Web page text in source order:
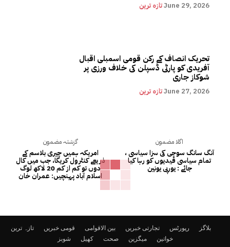
تازہ ترینJune 29, 2026
تحریک انصاف کے رکن قومی اسمبلی اقبال
آفریدی کو پارٹی ڈسپلن کی خلاف ورزی پر
شوکاز جاری
تازہ ترینJune 27, 2026
گزشتہ مضمون
امریکہ ہمیں چیری بلاسم کے
ذریعے کنٹرول کریگا، جب میں کال
دوں تو کم از کم 20 لاکھ لوگ
اسلام آباد پہنچیں: عمران خان
اگلا مضمون
آنگ سانگ سوچی کی سزا سیاسی ،
تمام سیاسی قیدیوں کو رہا کیا
جائے : یورپی یونین
تازہ ترین قومی خبریں بین الاقوامی تجارتی خبریں رپورٹس
بلاگز
شوبز
کھیل صحت میگزین خواتین